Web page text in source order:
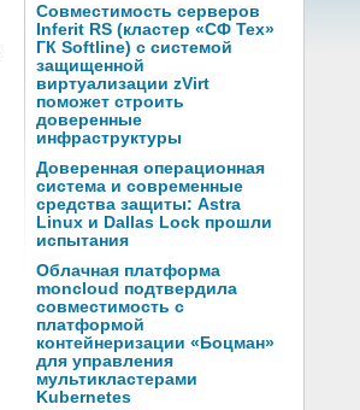
Совместимость серверов
Inferit RS (кластер «СФ Тех»
ГК Softline) с системой
защищенной
виртуализации zVirt
поможет строить
доверенные
инфраструктуры
Доверенная операционная
система и современные
средства защиты: Astra
Linux и Dallas Lock прошли
испытания
Облачная платформа
moncloud подтвердила
совместимость с
платформой
контейнеризации «Боцман»
для управления
мультикластерами
Kubernetes